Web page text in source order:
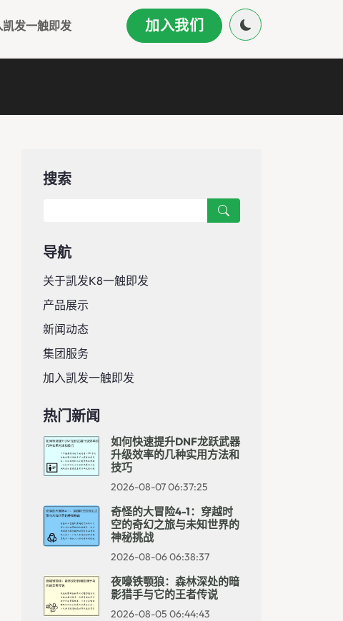
凯发一触即发 加入我们
搜索
导航
关于凯发k8一触即发
产品展示
新闻动态
集团服务
加入凯发一触即发
热门新闻
如何快速提升DNF龙跃武器
升级效率的几种实用方法和
技巧
2026-08-07 06:37:25
奇怪的大冒险4-1：穿越时
空的奇幻之旅与未知世界的
神秘挑战
2026-08-06 06:38:37
夜嚎铁颚狼：森林深处的暗
影猎手与它的王者传说
2026-08-05 06:44:43